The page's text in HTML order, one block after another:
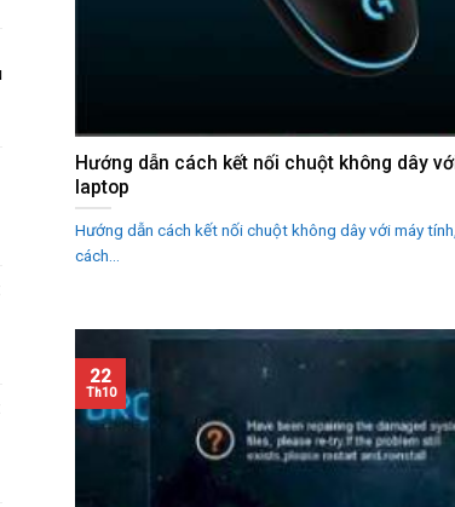
Hướng dẫn cách kết nối chuột không dây
laptop
Hướng dẫn cách kết nối chuột không dây với máy
cách...
22
Th10